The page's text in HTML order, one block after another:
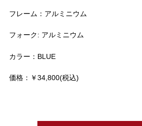
フレーム：アルミニウム
フォーク: アルミニウム
カラー：BLUE
価格：￥34,800(税込)